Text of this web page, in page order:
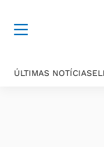
ÚLTIMAS NOTÍCIAS